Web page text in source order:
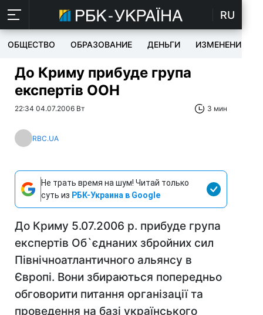
RU
ОБЩЕСТВО ОБРАЗОВАНИЕ ДЕНЬГИ ИЗМЕНЕНИЯ
До Криму прибуде група
експертів ООН
22:34 04.07.2006 Вт 3 мин
RBC.UA
Не трать время на шум! Читай только
суть из РБК-Украина в Google
До Криму 5.07.2006 р. прибуде група
експертів Об`єднаних збройних сил
Північноатлантичного альянсу в
Європі. Вони збираються попередньо
обговорити питання організації та
проведення на базі українського